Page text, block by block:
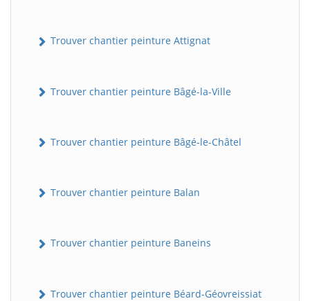
Trouver chantier peinture Attignat
Trouver chantier peinture Bâgé-la-Ville
Trouver chantier peinture Bâgé-le-Châtel
Trouver chantier peinture Balan
Trouver chantier peinture Baneins
Trouver chantier peinture Béard-Géovreissiat